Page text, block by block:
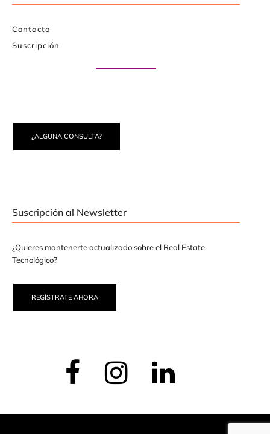
Contacto
Suscripción
¿ALGUNA CONSULTA?
Suscripción al Newsletter
¿Quieres mantenerte actualizado sobre el Real Estate
Tecnológico?
REGÍSTRATE AHORA